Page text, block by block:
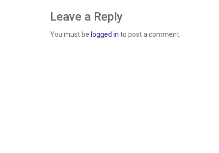
navigation
Leave a Reply
You must be logged in to post a comment.